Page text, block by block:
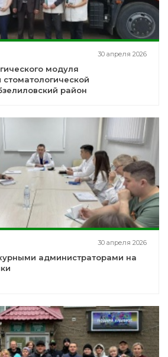
30 апреля 2026
модуля
район
30 апреля 2026
администраторами на